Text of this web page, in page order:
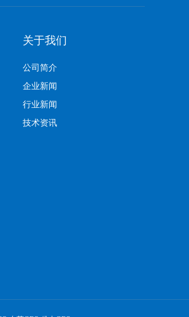
关于我们
公司简介
企业新闻
行业新闻
技术资讯